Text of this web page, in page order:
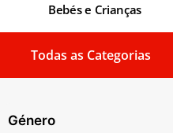
Bebés e Crianças
Todas as Categorias
Género